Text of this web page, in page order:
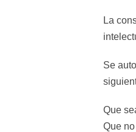
La
Se
Que
Que